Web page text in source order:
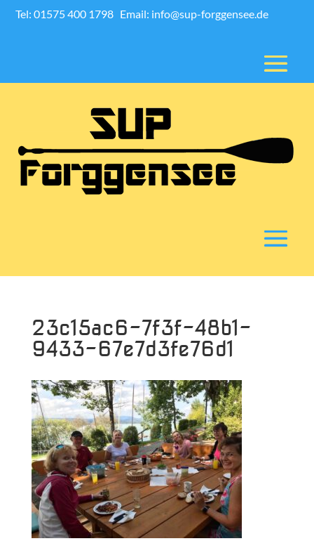
Tel: 01575 400 1798 Email: info@sup-forggensee.de
23c15ac6-7f3f-48b1-
9433-67e7d3fe76d1